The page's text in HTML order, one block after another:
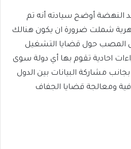
النهضة أوضح سيادته أنه تم
شملت ضرورة ان يكون هنالك
المصب حول قضايا التشغيل
احادية تقوم بها أي دولة سوى
مشاركة البيانات بين الدول
ومعالجة قضايا الجفاف